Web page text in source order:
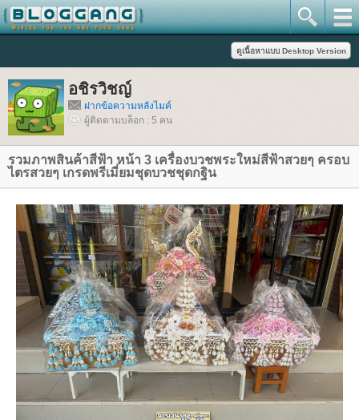
อชิรวิชญ์
ฝากข้อความหลังไมค์
ผู้ติดตามบล็อก : 5 คน
รวมภาพสินค้าสีฟ้า หน้า 3 เครื่องบวชพระใหม่สีฟ้าสวยๆ ครอบ
ไตรสวยๆ เกรดพรีเมี่ยมชุดบวชชุดกฐิน